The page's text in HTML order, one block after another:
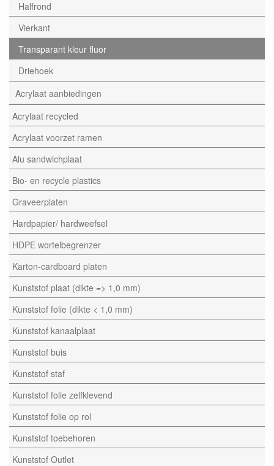
Halfrond
Vierkant
Transparant kleur fluor
Driehoek
Acrylaat aanbiedingen
Acrylaat recycled
Acrylaat voorzet ramen
Alu sandwichplaat
Bio- en recycle plastics
Graveerplaten
Hardpapier/ hardweefsel
HDPE wortelbegrenzer
Karton-cardboard platen
Kunststof plaat (dikte => 1,0 mm)
Kunststof folie (dikte < 1,0 mm)
Kunststof kanaalplaat
Kunststof buis
Kunststof staf
Kunststof folie zelfklevend
Kunststof folie op rol
Kunststof toebehoren
Kunststof Outlet